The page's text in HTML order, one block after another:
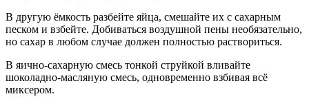
В другую ёмкость разбейте яйца, смешайте их с сахарным
песком и взбейте. Добиваться воздушной пены необязательно,
но сахар в любом случае должен полностью раствориться.
В яично-сахарную смесь тонкой струйкой вливайте
шоколадно-масляную смесь, одновременно взбивая всё
миксером.